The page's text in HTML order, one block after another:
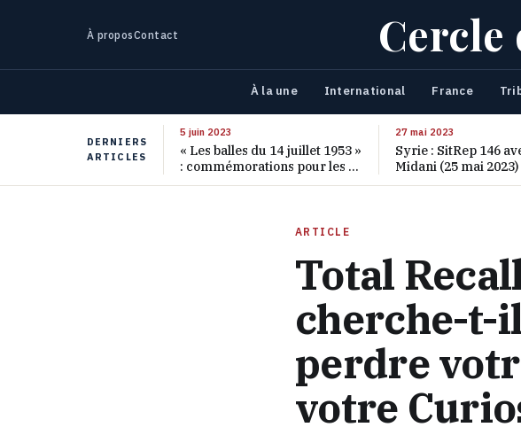
À proposContact Cercle
À la une International France
DERNIERS
ARTICLES
5 juin 2023
« Les balles du 14 juillet 1953 »
: commémorations pour les 70
ans de ce massacre oublié
27 mai 2023
Syrie : SitRep 146
Midani (25 mai 2023)
ARTICLE
Total
cherche-t-
perdre
votre